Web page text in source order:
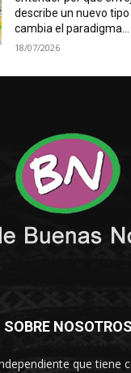
describe un nuevo
cambia el paradigma...
18/07/2026
SOBRE NOSOTROS
que tiene